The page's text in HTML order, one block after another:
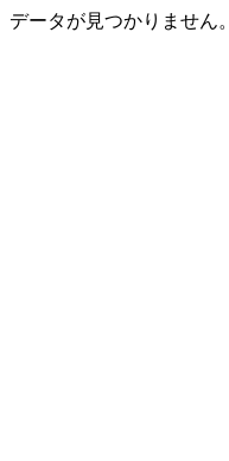
データが見つかりません。